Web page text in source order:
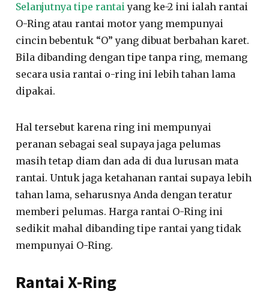
Selanjutnya tipe rantaiyang ke-2 ini ialah rantai
O-Ring atau rantai motor yang mempunyai
cincin bebentuk “O” yang dibuat berbahan karet.
Bila dibanding dengan tipe tanpa ring, memang
secara usia rantai o-ring ini lebih tahan lama
dipakai.
Hal tersebut karena ring ini mempunyai
peranan sebagai seal supaya jaga pelumas
masih tetap diam dan ada di dua lurusan mata
rantai. Untuk jaga ketahanan rantai supaya lebih
tahan lama, seharusnya Anda dengan teratur
memberi pelumas. Harga rantai O-Ring ini
sedikit mahal dibanding tipe rantai yang tidak
mempunyai O-Ring.
Rantai X-Ring